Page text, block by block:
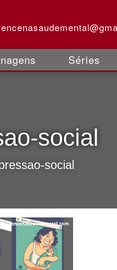
Séries
social
social